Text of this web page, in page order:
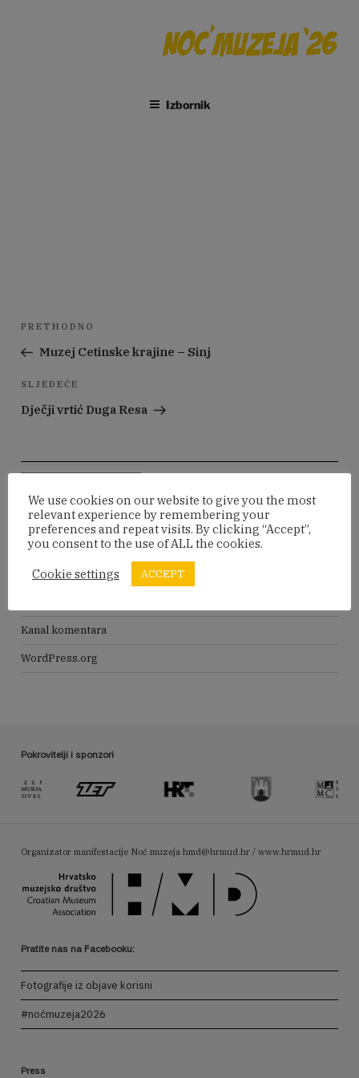
Izbornik
Navigacija
Prethodna
PRETHODNO
Muzej Cetinske krajine – Sinj
Sljedeća
objava
SLJEDEĆE
Dječji vrtić Duga Resa
META
Prijava
Kanal komentara
WordPress.org
Pokrovitelji i sponzori
Organizator manifestacije Noć muzeja hmd@hrmud.hr / www.hrmud.hr
Pratite nas na Facebooku:
Fotografije iz objave korisni
#noćmuzeja2026
Press
We use cookies on our website to give you the most
relevant experience by remembering your
preferences and repeat visits. By clicking “Accept”,
you consent to the use of ALL the cookies.
Cookie settings
ACCEPT